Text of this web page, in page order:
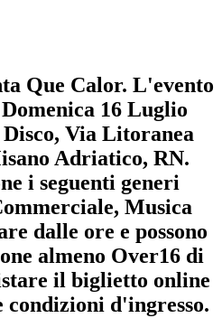
Que Calor. L'evento
Domenica 16 Luglio
Via Litoranea
Adriatico, RN.
i seguenti generi
, Musica
dalle ore e possono
almeno Over16 di
il biglietto online
condizioni d'ingresso.